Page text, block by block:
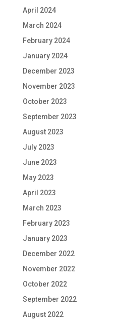
April 2024
March 2024
February 2024
January 2024
December 2023
November 2023
October 2023
September 2023
August 2023
July 2023
June 2023
May 2023
April 2023
March 2023
February 2023
January 2023
December 2022
November 2022
October 2022
September 2022
August 2022